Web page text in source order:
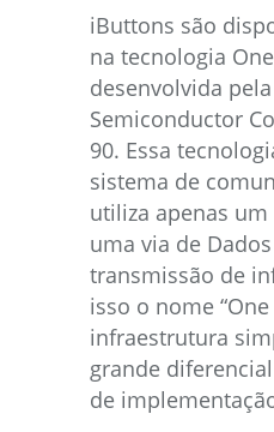
iButtons são
na tecnologia
desenvolvida
Semiconductor
90. Essa
sistema de
utiliza apenas um
uma via de
transmissão de
isso o nome “One
infraestrutura
grande
de